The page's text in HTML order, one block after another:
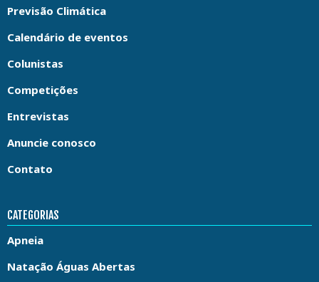
Previsão Climática
Calendário de eventos
Colunistas
Competições
Entrevistas
Anuncie conosco
Contato
CATEGORIAS
Apneia
Natação Águas Abertas